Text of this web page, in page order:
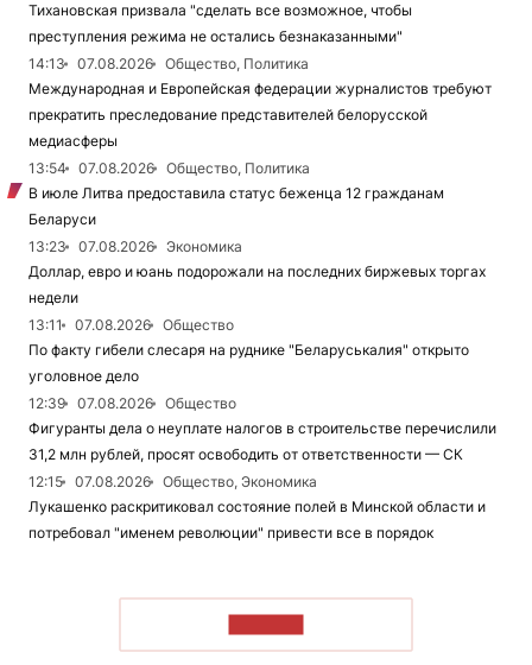
Тихановская призвала "сделать все возможное, чтобы
преступления режима не остались безнаказанными"
14:13
07.08.2026
Общество, Политика
Международная и Европейская федерации журналистов требуют
прекратить преследование представителей белорусской
медиасферы
13:54
07.08.2026
Общество, Политика
В июле Литва предоставила статус беженца 12 гражданам
Беларуси
13:23
07.08.2026
Экономика
Доллар, евро и юань подорожали на последних биржевых торгах
недели
13:11
07.08.2026
Общество
По факту гибели слесаря на руднике "Беларуськалия" открыто
уголовное дело
12:39
07.08.2026
Общество
Фигуранты дела о неуплате налогов в строительстве перечислили
31,2 млн рублей, просят освободить от ответственности — СК
12:15
07.08.2026
Общество, Экономика
Лукашенко раскритиковал состояние полей в Минской области и
потребовал "именем революции" привести все в порядок